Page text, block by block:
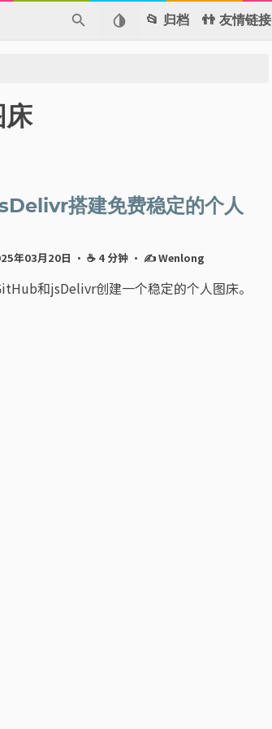
📂 归档 👬 友情链接
床
搭建免费稳定的个人
年03月20日 · ☕ 4 分钟 · ✍ Wenlong
和jsDelivr创建一个稳定的个人图床。